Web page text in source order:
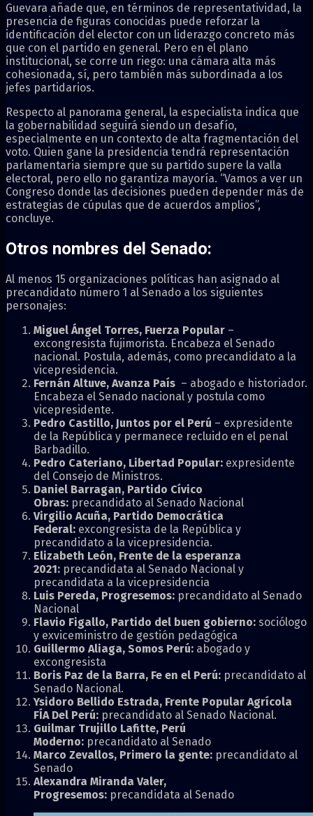
Guevara añade que, en términos de representatividad, la
presencia de figuras conocidas puede reforzar la
identificación del elector con un liderazgo concreto más
que con el partido en general. Pero en el plano
institucional, se corre un riego: una cámara alta más
cohesionada, sí, pero también más subordinada a los
jefes partidarios.
Respecto al panorama general, la especialista indica que
la gobernabilidad seguirá siendo un desafío,
especialmente en un contexto de alta fragmentación del
voto. Quien gane la presidencia tendrá representación
parlamentaria siempre que su partido supere la valla
electoral, pero ello no garantiza mayoría. “Vamos a ver un
Congreso donde las decisiones pueden depender más de
estrategias de cúpulas que de acuerdos amplios”,
concluye.
Otros nombres del Senado:
Al menos 15 organizaciones políticas han asignado al
precandidato número 1 al Senado a los siguientes
personajes:
Miguel Ángel Torres, Fuerza Popular –
excongresista fujimorista. Encabeza el Senado
nacional. Postula, además, como precandidato a la
vicepresidencia.
Fernán Altuve, Avanza País – abogado e historiador.
Encabeza el Senado nacional y postula como
vicepresidente.
Pedro Castillo, Juntos por el Perú – expresidente
de la República y permanece recluido en el penal
Barbadillo.
Pedro Cateriano, Libertad Popular: expresidente
del Consejo de Ministros.
Daniel Barragan, Partido Cívico
Obras: precandidato al Senado Nacional
Virgilio Acuña, Partido Democrática
Federal: excongresista de la República y
precandidato a la vicepresidencia.
Elizabeth León, Frente de la esperanza
2021: precandidata al Senado Nacional y
precandidata a la vicepresidencia
Luis Pereda, Progresemos: precandidato al Senado
Nacional
Flavio Figallo, Partido del buen gobierno: sociólogo
y exviceministro de gestión pedagógica
Guillermo Aliaga, Somos Perú: abogado y
excongresista
Boris Paz de la Barra, Fe en el Perú: precandidato al
Senado Nacional.
Ysidoro Bellido Estrada, Frente Popular Agrícola
FÍA Del Perú: precandidato al Senado Nacional.
Guilmar Trujillo Lafitte, Perú
Moderno: precandidato al Senado
Marco Zevallos, Primero la gente: precandidato al
Senado
Alexandra Miranda Valer,
Progresemos: precandidata al Senado